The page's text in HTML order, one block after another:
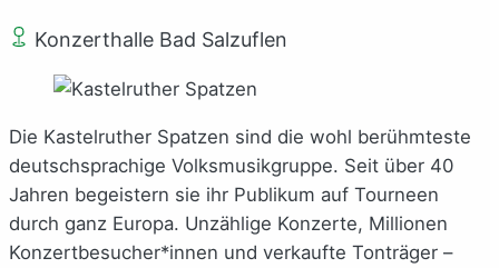
Konzerthalle Bad Salzuflen
Die Kastelruther Spatzen sind die wohl berühmteste
deutschsprachige Volksmusikgruppe. Seit über 40
Jahren begeistern sie ihr Publikum auf Tourneen
durch ganz Europa. Unzählige Konzerte, Millionen
Konzertbesucher*innen und verkaufte Tonträger –